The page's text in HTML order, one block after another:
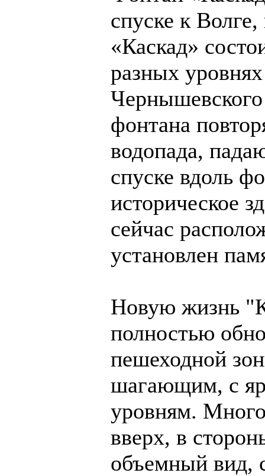
спуске к
«Каскад»
разных
фонтана
водопада,
спуске вдоль
историческое
сейчас
установлен
Новую жизнь
полностью
пешеходной
шагающим, с
уровням.
вверх, в
объемный вид,